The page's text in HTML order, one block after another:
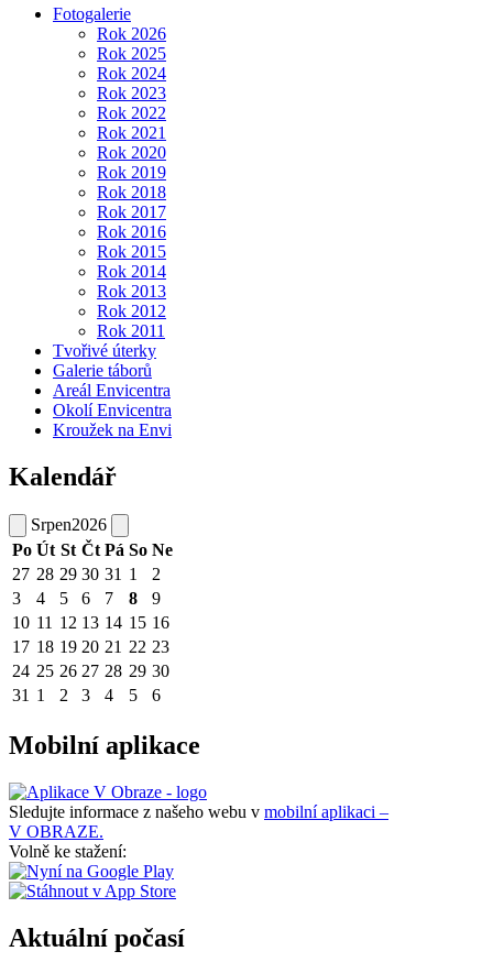
Fotogalerie
Rok 2026
Rok 2025
Rok 2024
Rok 2023
Rok 2022
Rok 2021
Rok 2020
Rok 2019
Rok 2018
Rok 2017
Rok 2016
Rok 2015
Rok 2014
Rok 2013
Rok 2012
Rok 2011
Tvořivé úterky
Galerie táborů
Areál Envicentra
Okolí Envicentra
Kroužek na Envi
Kalendář
Srpen2026
Po Út St Čt Pá So Ne
27 28 29 30 31 1
2
3
4 5 6 7 8
9
10 11 12 13 14 15 16
17 18 19 20 21 22 23
24 25 26 27 28 29 30
31 1 2 3 4 5 6
Mobilní aplikace
Sledujte informace z našeho webu v mobilní aplikaci –
V OBRAZE.
Volně ke stažení:
Aktuální počasí